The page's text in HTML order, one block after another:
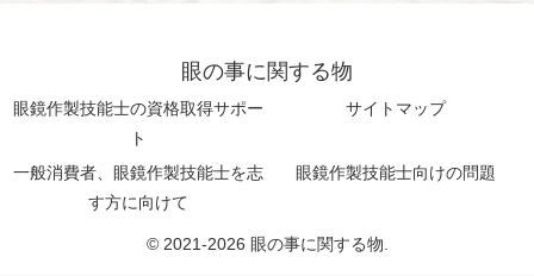
眼の事に関する物
眼鏡作製技能士の資格取得サポー
ト
サイトマップ
一般消費者、眼鏡作製技能士を志
す方に向けて
眼鏡作製技能士向けの問題
© 2021-2026 眼の事に関する物.